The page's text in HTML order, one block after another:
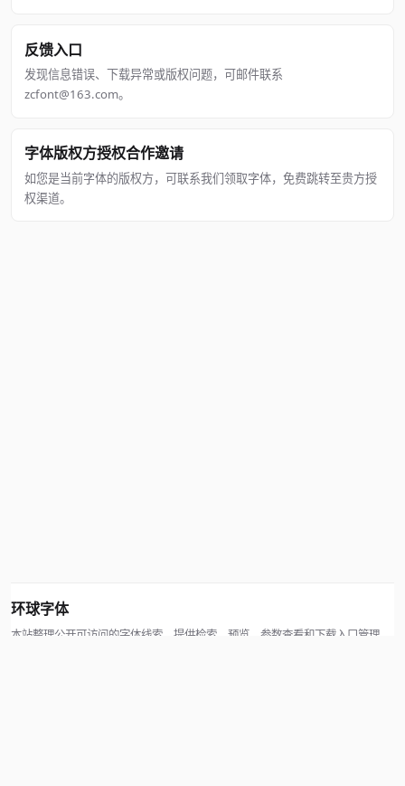
反馈入口
发现信息错误、下载异常或版权问题，可邮件联系
zcfont@163.com。
字体版权方授权合作邀请
如您是当前字体的版权方，可联系我们领取字体，免费跳转至贵方授
权渠道。
环球字体
本站整理公开可访问的字体线索，提供检索、预览、参数查看和下载入口管理。